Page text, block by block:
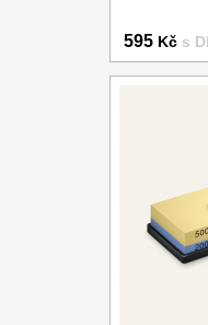
595 Kč s